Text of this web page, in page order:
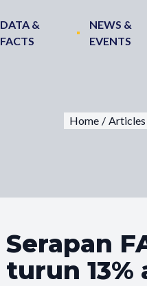
DATA &
FACTS
NEWS &
EVENTS
Home / Articles
Serapan
turun